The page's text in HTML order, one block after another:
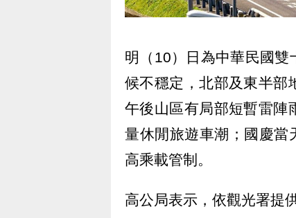
明（10）日為中華民國雙
候不穩定，北部及東半部
午後山區有局部短暫雷陣
量休閒旅遊車潮；國慶當
高乘載管制。
高公局表示，依觀光署提